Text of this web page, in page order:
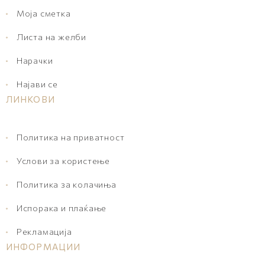
Моја сметка
Листа на желби
Нарачки
Најави се
ЛИНКОВИ
Политика на приватност
Услови за користење
Политика за колачиња
Испорака и плаќање
Рекламација
ИНФОРМАЦИИ